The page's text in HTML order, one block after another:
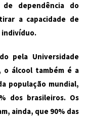
dependência do
a capacidade de
indivíduo.
pela Universidade
o álcool também é a
população mundial,
dos brasileiros. Os
ainda, que 90% das